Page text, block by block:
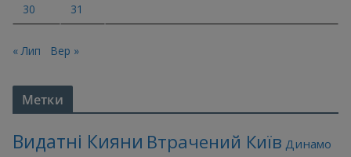
30 31
« Лип Вер »
Метки
Видатні Кияни Втрачений Київ Динамо